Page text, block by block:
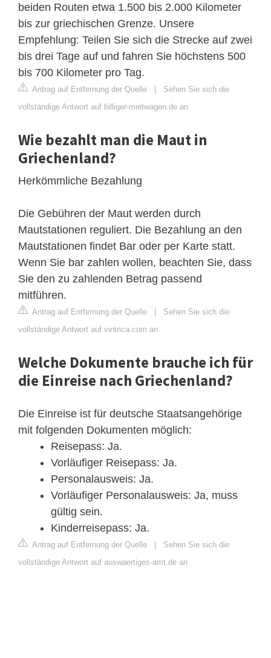
beiden Routen etwa 1.500 bis 2.000 Kilometer
bis zur griechischen Grenze. Unsere
Empfehlung: Teilen Sie sich die Strecke auf zwei
bis drei Tage auf und fahren Sie höchstens 500
bis 700 Kilometer pro Tag.
Antrag auf Entfernung der Quelle | Sehen Sie sich die
vollständige Antwort auf billiger-mietwagen.de an
Wie bezahlt man die Maut in
Griechenland?
Herkömmliche Bezahlung
Die Gebühren der Maut werden durch
Mautstationen reguliert. Die Bezahlung an den
Mautstationen findet Bar oder per Karte statt.
Wenn Sie bar zahlen wollen, beachten Sie, dass
Sie den zu zahlenden Betrag passend
mitführen.
Antrag auf Entfernung der Quelle | Sehen Sie sich die
vollständige Antwort auf vintrica.com an
Welche Dokumente brauche ich für
die Einreise nach Griechenland?
Die Einreise ist für deutsche Staatsangehörige
mit folgenden Dokumenten möglich:
Reisepass: Ja.
Vorläufiger Reisepass: Ja.
Personalausweis: Ja.
Vorläufiger Personalausweis: Ja, muss
gültig sein.
Kinderreisepass: Ja.
Antrag auf Entfernung der Quelle | Sehen Sie sich die
vollständige Antwort auf auswaertiges-amt.de an